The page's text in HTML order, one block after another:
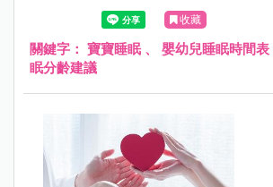
「大腦就會挨餓」。
收藏
關鍵字： 寶寶睡眠、 嬰幼兒睡眠時間表
眠分齡建議